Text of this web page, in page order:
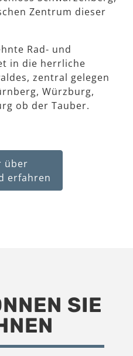
Zentrum dieser
Rad- und
in die herrliche
zentral gelegen
Würzburg,
ob der Tauber.
über
erfahren
SIE